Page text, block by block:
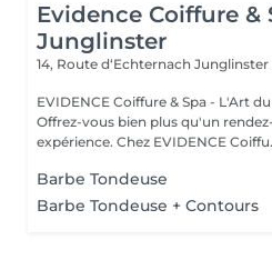
Evidence Coiffure &
Junglinster
14, Route d‘Echternach Junglinster
EVIDENCE Coiffure & Spa - L'Art
Offrez-vous bien plus qu'un
expérience. Chez EVIDENCE
Barbe Tondeuse
Barbe Tondeuse + Contours